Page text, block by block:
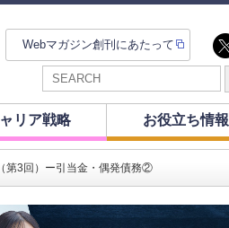
Webマガジン創刊にあたって
リア戦略 お役立ち情報
第3回）ー引当金・偶発債務②